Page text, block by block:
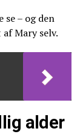
se – og den
Mary selv.
alder